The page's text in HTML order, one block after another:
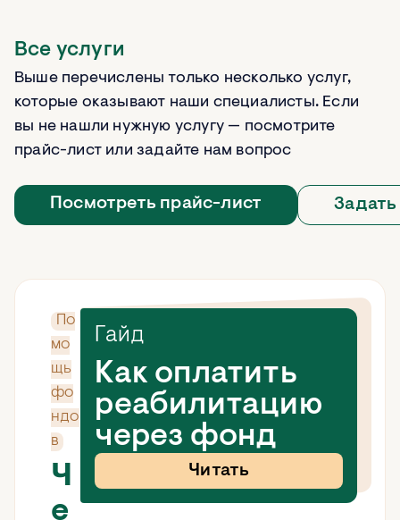
Все услуги
Выше перечислены только несколько услуг,
которые оказывают наши специалисты. Если
вы не нашли нужную услугу — посмотрите
прайс-лист или задайте нам вопрос
Посмотреть прайс-лист
По
мо
щь
фо
ндо
в
Ч
е
Гайд
Как оплатить
реабилитацию
через фонд
Читать